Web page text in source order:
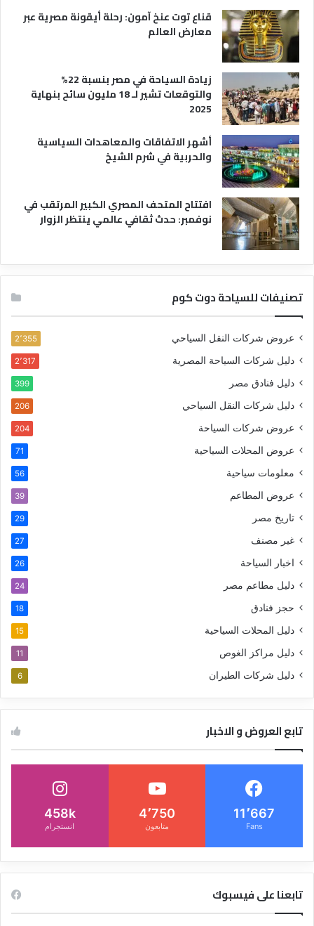
ي
قناع توت عنخ آمون: رحلة أيقونة مصرية عبر
معارض العالم
زيادة السياحة في مصر بنسبة 22%
والتوقعات تشير لـ 18 مليون سائح بنهاية
2025
أشهر الاتفاقات والمعاهدات السياسية
والحربية في شرم الشيخ
افتتاح المتحف المصري الكبير المرتقب في
نوفمبر: حدث ثقافي عالمي ينتظر الزوار
تصنيفات للسياحة دوت كوم
عروض شركات النقل السياحي 2٬355
دليل شركات السياحة المصرية 2٬317
دليل فنادق مصر 399
دليل شركات النقل السياحي 206
عروض شركات السياحة 204
عروض المحلات السياحية 71
معلومات سياحية 56
عروض المطاعم 39
تاريخ مصر 29
غير مصنف 27
اخبار السياحة 26
دليل مطاعم مصر 24
حجز فنادق 18
دليل المحلات السياحية 15
دليل مراكز الغوص 11
دليل شركات الطيران 6
تابع العروض و الاخبار
11٬667
Fans
4٬750
متابعون
458k
انستجرام
تابعنا على فيسبوك